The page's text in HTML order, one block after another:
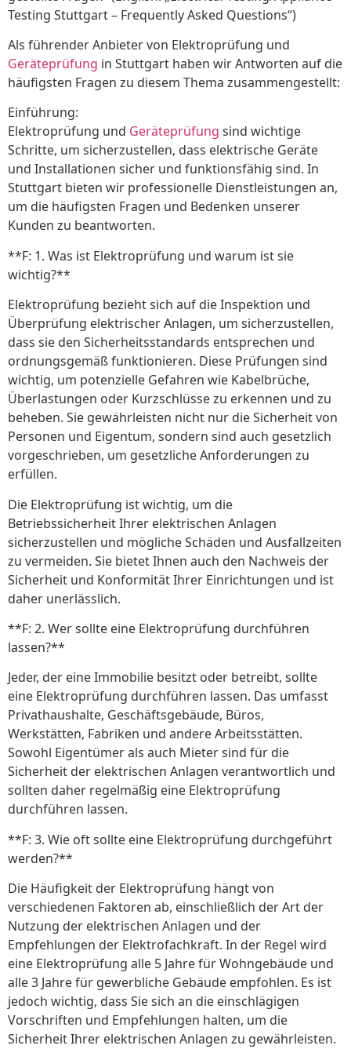
Testing Stuttgart – Frequently Asked Questions“)
Als führender Anbieter von Elektroprüfung und
Geräteprüfung in Stuttgart haben wir Antworten auf die
häufigsten Fragen zu diesem Thema zusammengestellt:
Einführung:
Elektroprüfung und Geräteprüfung sind wichtige
Schritte, um sicherzustellen, dass elektrische Geräte
und Installationen sicher und funktionsfähig sind. In
Stuttgart bieten wir professionelle Dienstleistungen an,
um die häufigsten Fragen und Bedenken unserer
Kunden zu beantworten.
**F: 1. Was ist Elektroprüfung und warum ist sie
wichtig?**
Elektroprüfung bezieht sich auf die Inspektion und
Überprüfung elektrischer Anlagen, um sicherzustellen,
dass sie den Sicherheitsstandards entsprechen und
ordnungsgemäß funktionieren. Diese Prüfungen sind
wichtig, um potenzielle Gefahren wie Kabelbrüche,
Überlastungen oder Kurzschlüsse zu erkennen und zu
beheben. Sie gewährleisten nicht nur die Sicherheit von
Personen und Eigentum, sondern sind auch gesetzlich
vorgeschrieben, um gesetzliche Anforderungen zu
erfüllen.
Die Elektroprüfung ist wichtig, um die
Betriebssicherheit Ihrer elektrischen Anlagen
sicherzustellen und mögliche Schäden und Ausfallzeiten
zu vermeiden. Sie bietet Ihnen auch den Nachweis der
Sicherheit und Konformität Ihrer Einrichtungen und ist
daher unerlässlich.
**F: 2. Wer sollte eine Elektroprüfung durchführen
lassen?**
Jeder, der eine Immobilie besitzt oder betreibt, sollte
eine Elektroprüfung durchführen lassen. Das umfasst
Privathaushalte, Geschäftsgebäude, Büros,
Werkstätten, Fabriken und andere Arbeitsstätten.
Sowohl Eigentümer als auch Mieter sind für die
Sicherheit der elektrischen Anlagen verantwortlich und
sollten daher regelmäßig eine Elektroprüfung
durchführen lassen.
**F: 3. Wie oft sollte eine Elektroprüfung durchgeführt
werden?**
Die Häufigkeit der Elektroprüfung hängt von
verschiedenen Faktoren ab, einschließlich der Art der
Nutzung der elektrischen Anlagen und der
Empfehlungen der Elektrofachkraft. In der Regel wird
eine Elektroprüfung alle 5 Jahre für Wohngebäude und
alle 3 Jahre für gewerbliche Gebäude empfohlen. Es ist
jedoch wichtig, dass Sie sich an die einschlägigen
Vorschriften und Empfehlungen halten, um die
Sicherheit Ihrer elektrischen Anlagen zu gewährleisten.